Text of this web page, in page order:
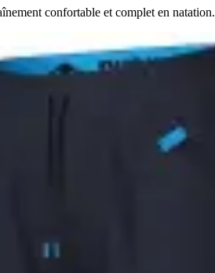
confortable et complet en natation.